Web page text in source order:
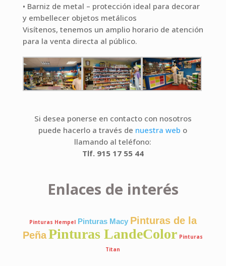
• Barniz de metal – protección ideal para decorar
y embellecer objetos metálicos
Visítenos, tenemos un amplio horario de atención
para la venta directa al público.
Si desea ponerse en contacto con nosotros
puede hacerlo a través de nuestra web o
llamando al teléfono:
Tlf. 915 17 55 44
Enlaces de interés
Pinturas Hempel Pinturas Macy Pinturas de la
PeñaPinturas LandeColor Pinturas
Titan